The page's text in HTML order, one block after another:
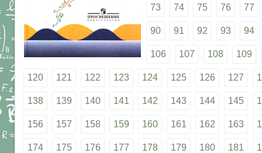
73 74 75 76 77
90 91 92 93 94
106 107 108 109
120 121 122 123 124 125 126 127
138 139 140 141 142 143 144 145
156 157 158 159 160 161 162 163
174 175 176 177 178 179 180 181